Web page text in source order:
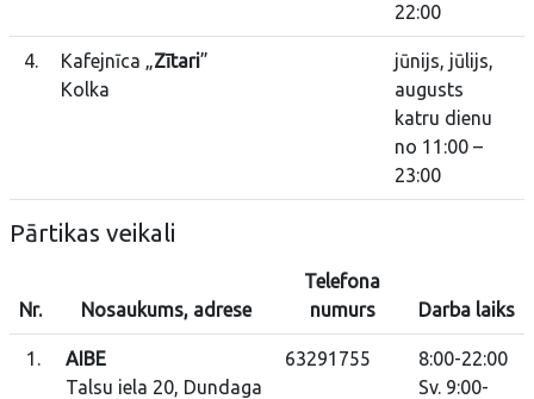
22:00
4. Kafejnīca „Zītari”
Kolka
jūnijs, jūlijs,
augusts
katru dienu
no 11:00 –
23:00
Pārtikas veikali
Nr. Nosaukums, adrese
Telefona
numurs
Darba laiks
1.
AIBE
Talsu iela 20, Dundaga
63291755
8:00-22:00
Sv. 9:00-